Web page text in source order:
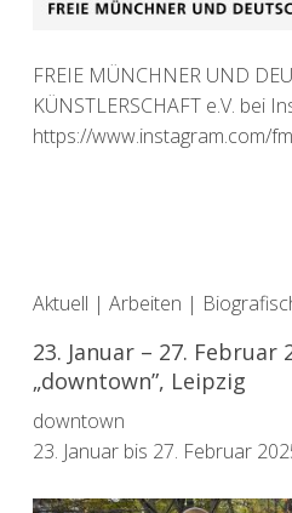
FREIE MÜNCHNER UND
KÜNSTLERSCHAFT e.V. bei
https://www.instagram.com/
Aktuell | Arbeiten |
23. Januar – 27. Februar
„downtown”, Leipzig
downtown
23. Januar bis 27. Februar